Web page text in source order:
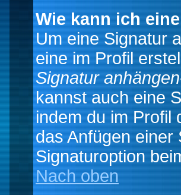
Wie kann ich
Um eine Signatur
eine im Profil
Signatur anhängen
kannst auch eine
indem du im Profil
das Anfügen
Signaturoption
Nach oben